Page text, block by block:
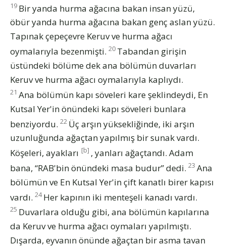
19 Bir yanda hurma ağacına bakan insan yüzü,
öbür yanda hurma ağacına bakan genç aslan yüzü.
Tapınak çepeçevre Keruv ve hurma ağacı
oymalarıyla bezenmişti. 20 Tabandan girişin
üstündeki bölüme dek ana bölümün duvarları
Keruv ve hurma ağacı oymalarıyla kaplıydı.
21 Ana bölümün kapı söveleri kare şeklindeydi, En
Kutsal Yer'in önündeki kapı söveleri bunlara
benziyordu. 22 Üç arşın yüksekliğinde, iki arşın
uzunluğunda ağaçtan yapılmış bir sunak vardı.
Köşeleri, ayakları [b] , yanları ağaçtandı. Adam
bana, “RAB'bin önündeki masa budur” dedi. 23 Ana
bölümün ve En Kutsal Yer'in çift kanatlı birer kapısı
vardı. 24 Her kapının iki menteşeli kanadı vardı.
25 Duvarlara olduğu gibi, ana bölümün kapılarına
da Keruv ve hurma ağacı oymaları yapılmıştı.
Dışarda, eyvanın önünde ağaçtan bir asma tavan